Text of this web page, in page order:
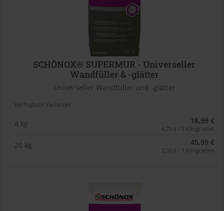
SCHÖNOX® SUPERMUR - Universeller
Wandfüller & -glätter
Universeller Wandfüller und -glätter
Verfügbare Varianten
4 kg 18,99 €
4,75 € / 1 Kilogramm
20 kg 45,99 €
2,30 € / 1 Kilogramm